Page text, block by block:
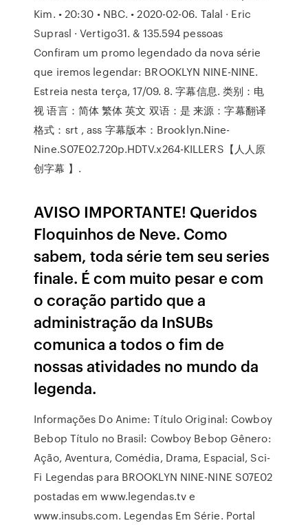
Kim. • 20:30 • NBC. • 2020-02-06. Talal · Eric
Suprasl · Vertigo31. & 135.594 pessoas
Confiram um promo legendado da nova série
que iremos legendar: BROOKLYN NINE-NINE.
Estreia nesta terça, 17/09. 8. 字幕信息. 类别：电
视 语言：简体 繁体 英文 双语：是 来源：字幕翻译
格式：srt , ass 字幕版本：Brooklyn.Nine-
Nine.S07E02.720p.HDTV.x264-KILLERS【人人原
创字幕 】.
AVISO IMPORTANTE! Queridos
Floquinhos de Neve. Como
sabem, toda série tem seu series
finale. É com muito pesar e com
o coração partido que a
administração da InSUBs
comunica a todos o fim de
nossas atividades no mundo da
legenda.
Informações Do Anime: Título Original: Cowboy
Bebop Título no Brasil: Cowboy Bebop Gênero:
Ação, Aventura, Comédia, Drama, Espacial, Sci-
Fi Legendas para BROOKLYN NINE-NINE S07E02
postadas em www.legendas.tv e
www.insubs.com. Legendas Em Série. Portal